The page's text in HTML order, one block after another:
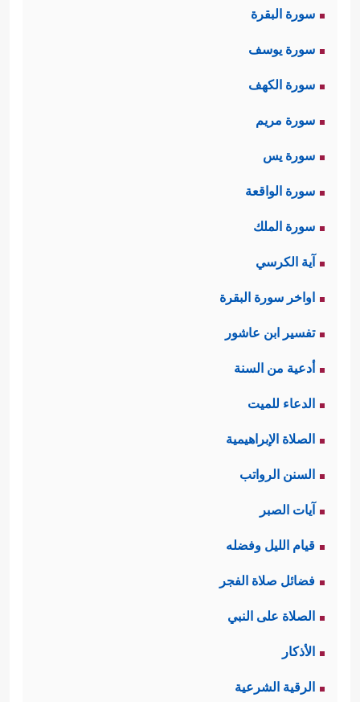
سورة البقرة
سورة يوسف
سورة الكهف
سورة مريم
سورة يس
سورة الواقعة
سورة الملك
آية الكرسي
اواخر سورة البقرة
تفسير ابن عاشور
أدعية من السنة
الدعاء للميت
الصلاة الإبراهيمية
السنن الرواتب
آيات الصبر
قيام الليل وفضله
فضائل صلاة الفجر
الصلاة على النبي
الأذكار
الرقية الشرعية